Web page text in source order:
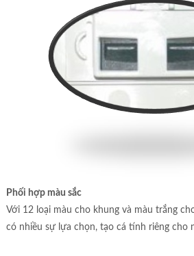
Phối hợp màu sắc
Với 12 loại màu cho khung và màu trắng
có nhiều sự lựa chọn, tạo cá tính riêng cho